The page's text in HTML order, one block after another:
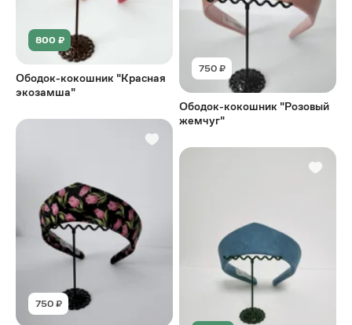
800 ₽
Ободок-кокошник "Красная
экозамша"
750 ₽
750 ₽
Ободок-кокошник "Розовый
жемчуг"